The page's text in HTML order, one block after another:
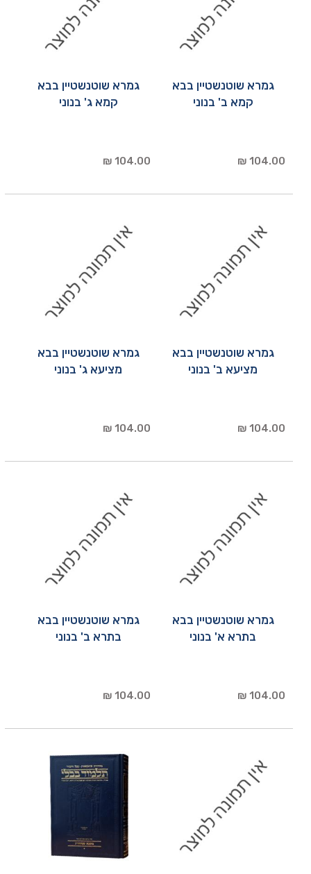
גמרא שוטנשטיין בבא
קמא ב' בנוני
104.00 ₪
גמרא שוטנשטיין בבא
קמא ג' בנוני
104.00 ₪
גמרא שוטנשטיין בבא
מציעא ב' בנוני
104.00 ₪
גמרא שוטנשטיין בבא
מציעא ג' בנוני
104.00 ₪
גמרא שוטנשטיין בבא
בתרא א' בנוני
104.00 ₪
גמרא שוטנשטיין בבא
בתרא ב' בנוני
104.00 ₪